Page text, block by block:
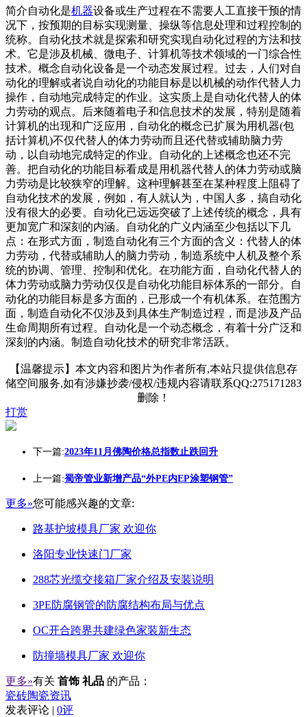
简介自动化是机器设备或生产过程在不需要人工直接干预的情
况下，按预期的目标实现测量、操纵等信息处理和过程控制的
统称。自动化技术就是探索和研究实现自动化过程的方法和技
术。它是涉及机械、微电子、计算机等技术领域的一门综合性
技术。概念自动化设备是一个动态发展过程。过去，人们对自
动化的理解或者说自动化的功能目标是以机械的动作代替人力
操作，自动地完成特定的作业。这实质上是自动化代替人的体
力劳动的观点。后来随着电子和信息技术的发展，特别是随着
计算机的出现和广泛应用，自动化的概念已扩展为用机器(包
括计算机)不仅代替人的体力劳动而且还代替或辅助脑力劳
动，以自动地完成特定的作业。自动化的上述概念也还不完
善。把自动化的功能目标看成是用机器代替人的体力劳动或脑
力劳动是比较狭窄的理解。这种理解甚至在某种程度上阻碍了
自动化技术的发展，例如，有人就认为，中国人多，搞自动化
没有很大的必要。自动化已远远突破了上述传统的概念，具有
更加宽广和深刻的内涵。自动化的广义内涵至少包括以下几
点：在形式方面，制造自动化有三个方面的含义：代替人的体
力劳动，代替或辅助人的脑力劳动，制造系统中人机及整个系
统的协调、管理、控制和优化。在功能方面，自动化代替人的
体力劳动或脑力劳动仅仅是自动化功能目标体系的一部分。自
动化的功能目标是多方面的，已形成一个有机体系。在范围方
面，制造自动化不仅涉及到具体生产制造过程，而是涉及产品
生命周期所有过程。自动化是一个动态概念，有着十分广泛和
深刻的内涵。制造自动化技术的研究非常活跃。
【温馨提示】本文内容和图片为作者所有,本站只提供信息存
储空间服务,如有涉嫌抄袭/侵权/违规内容请联系QQ:275171283
删除！
打赏
下一篇:2023年11月佛陶价格总指数止跌回升
上一篇:蜀帝管业新增产品“外PE内EP涂塑钢管”
更多»您可能感兴趣的文章:
路基护坡模具厂家 欢迎你
洛阳专业快速门厂家
288芯光缆交接箱厂家介绍及安装说明
3PE防腐钢管的防腐结构布局与优点
OC开合跨界共建绿色家装新生态
防撞墙模具厂家 欢迎你
更多»有关 首饰 礼品 的产品：
瓷砖陶瓷资讯
发表评论 | 0评